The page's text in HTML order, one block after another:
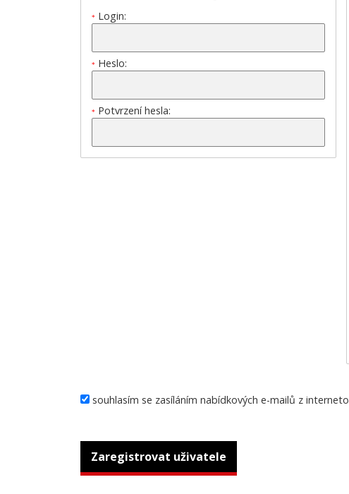
* Login:
* Heslo:
* Potvrzení hesla:
souhlasím se zasíláním nabídkových e-mailů z